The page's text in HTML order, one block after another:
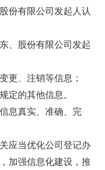
份有限公司发起人认
股份有限公司发起
、注销等信息；
的其他信息。
真实、准确、完
当优化公司登记办
加强信息化建设，推